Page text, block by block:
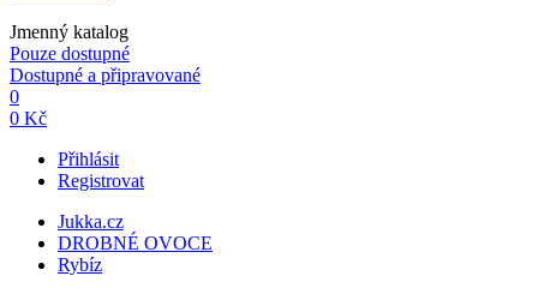
Jmenný katalog
Pouze dostupné
Dostupné a připravované
0
0 Kč
Přihlásit
Registrovat
Jukka.cz
DROBNÉ OVOCE
Rybíz